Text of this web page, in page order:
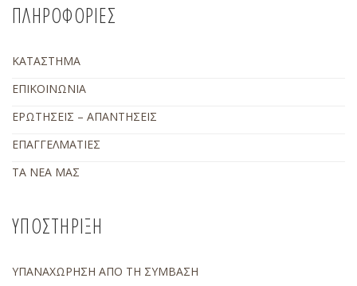
ΠΛΗΡΟΦΟΡΙΕΣ
ΚΑΤΑΣΤΗΜΑ
ΕΠΙΚΟΙΝΩΝΙΑ
ΕΡΩΤΗΣΕΙΣ – ΑΠΑΝΤΗΣΕΙΣ
ΕΠΑΓΓΕΛΜΑΤΙΕΣ
ΤΑ ΝΕΑ ΜΑΣ
ΥΠΟΣΤΗΡΙΞΗ
ΥΠΑΝΑΧΩΡΗΣΗ ΑΠΟ ΤΗ ΣΥΜΒΑΣΗ